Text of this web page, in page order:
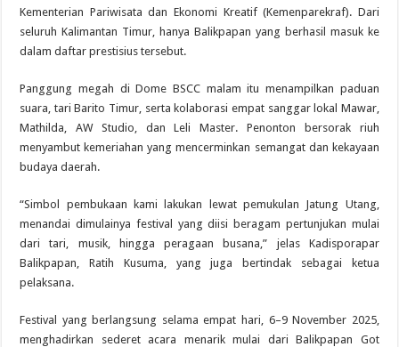
Kementerian Pariwisata dan Ekonomi Kreatif (Kemenparekraf). Dari
seluruh Kalimantan Timur, hanya Balikpapan yang berhasil masuk ke
dalam daftar prestisius tersebut.
Panggung megah di Dome BSCC malam itu menampilkan paduan
suara, tari Barito Timur, serta kolaborasi empat sanggar lokal Mawar,
Mathilda, AW Studio, dan Leli Master. Penonton bersorak riuh
menyambut kemeriahan yang mencerminkan semangat dan kekayaan
budaya daerah.
“Simbol pembukaan kami lakukan lewat pemukulan Jatung Utang,
menandai dimulainya festival yang diisi beragam pertunjukan mulai
dari tari, musik, hingga peragaan busana,” jelas Kadisporapar
Balikpapan, Ratih Kusuma, yang juga bertindak sebagai ketua
pelaksana.
Festival yang berlangsung selama empat hari, 6–9 November 2025,
menghadirkan sederet acara menarik mulai dari Balikpapan Got